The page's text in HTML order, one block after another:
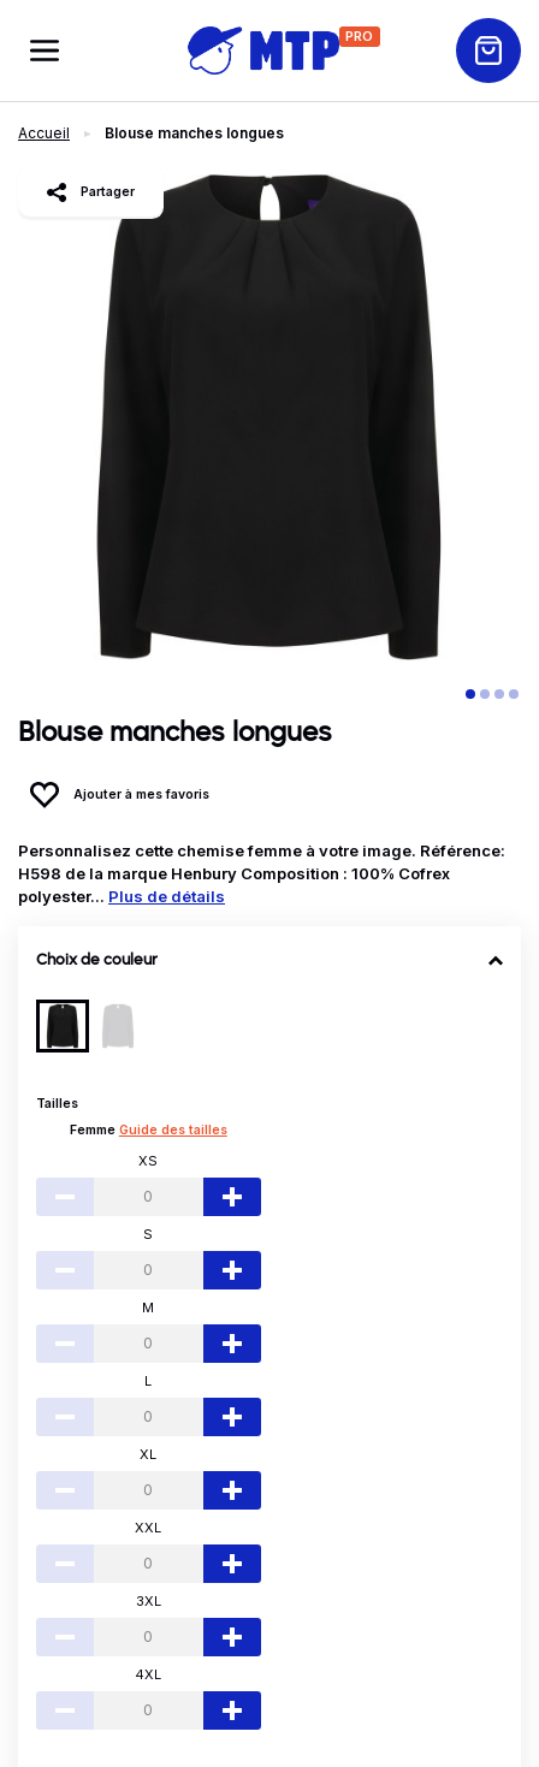
PRO
Accueil Blouse manches longues
Blouse manches longues
Ajouter à mes favoris
Personnalisez cette chemise femme à votre image. Référence:
H598 de la marque Henbury Composition : 100% Cofrex
polyester... Plus de détails
Choix de couleur
Tailles
Femme Guide des tailles
XS
S
M
L
XL
XXL
3XL
4XL
Partager
slide1